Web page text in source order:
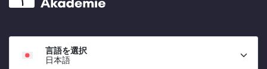
言語を選択
日本語